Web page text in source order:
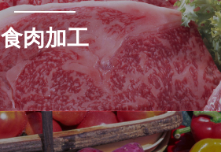
食肉加工